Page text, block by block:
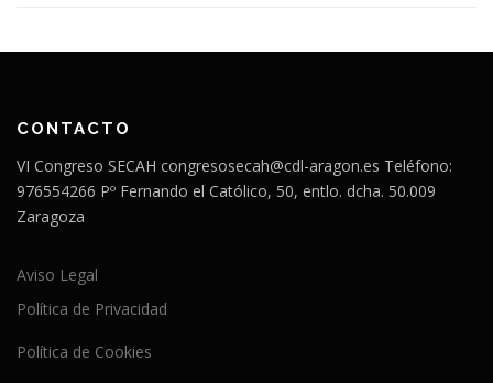
CONTACTO
VI Congreso SECAH congresosecah@cdl-aragon.es Teléfono:
976554266 Pº Fernando el Católico, 50, entlo. dcha. 50.009
Zaragoza
Aviso Legal
Política de Privacidad
Política de Cookies